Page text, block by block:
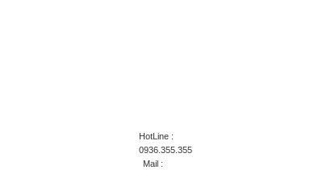
HotLine :
0936.355.355
Mail :